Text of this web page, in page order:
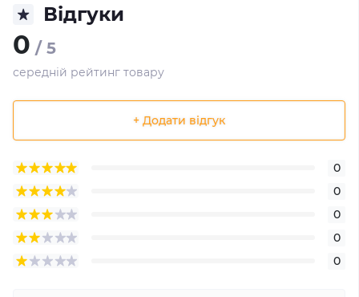
Відгуки
0 / 5
середній рейтинг товару
+ Додати відгук
0
0
0
0
0